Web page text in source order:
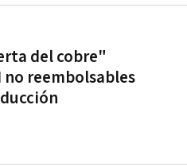
del cobre"
no reembolsables